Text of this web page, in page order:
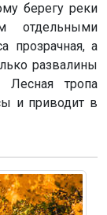
берегу реки
отдельными
прозрачная, а
развалины
тропа
и приводит в